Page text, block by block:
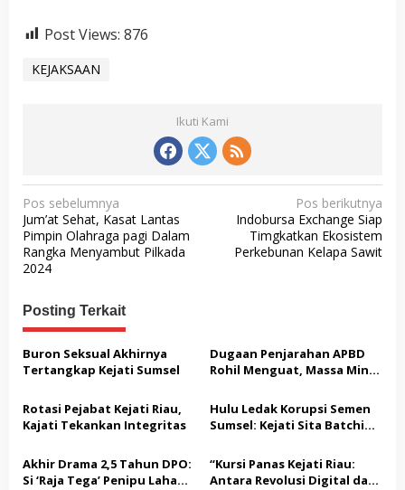
Post Views: 876
KEJAKSAAN
Ikuti Kami
N
a
v
i
g
a
s
i
p
o
s
Pos sebelumnya
Jum’at Sehat, Kasat Lantas
Pimpin Olahraga pagi Dalam
Rangka Menyambut Pilkada
2024
Pos berikutnya
Indobursa Exchange Siap
Timgkatkan Ekosistem
Perkebunan Kelapa Sawit
Posting Terkait
Buron Seksual Akhirnya
Tertangkap Kejati Sumsel
Dugaan Penjarahan APBD
Rohil Menguat, Massa Minta
Diperiksa
Rotasi Pejabat Kejati Riau,
Kajati Tekankan Integritas
Hulu Ledak Korupsi Semen
Sumsel: Kejati Sita Batching
Akhir Drama 2,5 Tahun DPO:
Si ‘Raja Tega’ Penipu Lahan
“Kursi Panas Kejati Riau:
Antara Revolusi Digital dan